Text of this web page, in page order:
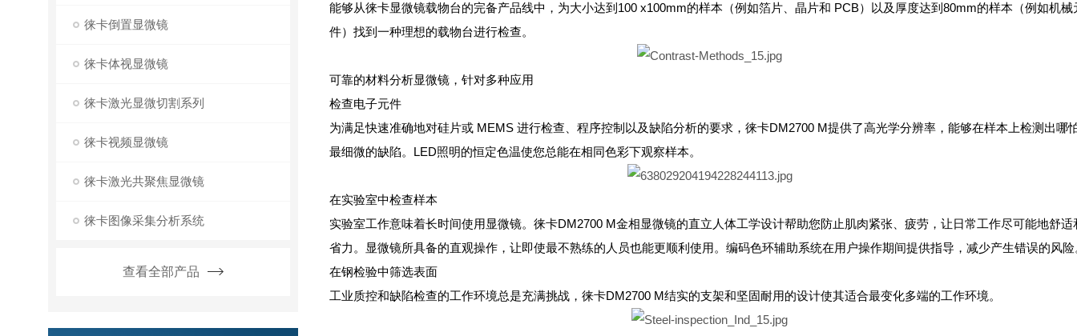
徕卡倒置显微镜
徕卡体视显微镜
徕卡激光显微切割系列
徕卡视频显微镜
徕卡激光共聚焦显微镜
徕卡图像采集分析系统
查看全部产品
能够从徕卡显微镜载物台的完备产品线中，为大小达到100 x100mm的样本（例如箔片、晶片和 PCB）以及厚度达到80mm的样本（例如机械
件）找到一种理想的载物台进行检查。
可靠的材料分析显微镜，针对多种应用
检查电子元件
为满足快速准确地对硅片或 MEMS 进行检查、程序控制以及缺陷分析的要求，徕卡DM2700 M提供了高光学分辨率，能够在样本上检测出哪
最细微的缺陷。LED照明的恒定色温使您总能在相同色彩下观察样本。
在实验室中检查样本
实验室工作意味着长时间使用显微镜。徕卡DM2700 M金相显微镜的直立人体工学设计帮助您防止肌肉紧张、疲劳，让日常工作尽可能地舒适
省力。显微镜所具备的直观操作，让即使最不熟练的人员也能更顺利使用。编码色环辅助系统在用户操作期间提供指导，减少产生错误的风险
在钢检验中筛选表面
工业质控和缺陷检查的工作环境总是充满挑战，徕卡DM2700 M结实的支架和坚固耐用的设计使其适合最变化多端的工作环境。